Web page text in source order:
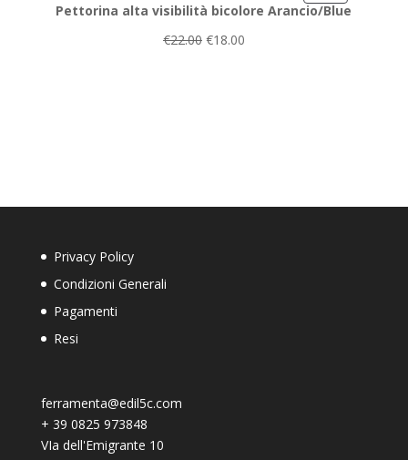
ON
Pettorina alta visibilità bicolore Arancio/Blue
€22.00 €18.00
Privacy Policy
Condizioni Generali
Pagamenti
Resi
ferramenta@edil5c.com
+ 39 0825 973848
VIa dell'Emigrante 10